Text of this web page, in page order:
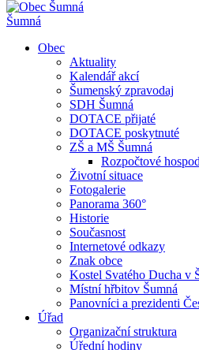
Šumná
Obec
Aktuality
Kalendář akcí
Šumenský zpravodaj
SDH Šumná
DOTACE přijaté
DOTACE poskytnuté
ZŠ a MŠ Šumná
Rozpočtové
Životní situace
Fotogalerie
Panorama 360°
Historie
Současnost
Internetové odkazy
Znak obce
Kostel Svatého Ducha v
Místní hřbitov Šumná
Panovníci a prezidenti
Úřad
Organizační struktura
Úřední hodiny